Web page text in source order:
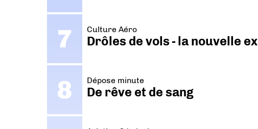
Culture Aéro
Drôles de vols - la nouvelle
Dépose minute
De rêve et de sang